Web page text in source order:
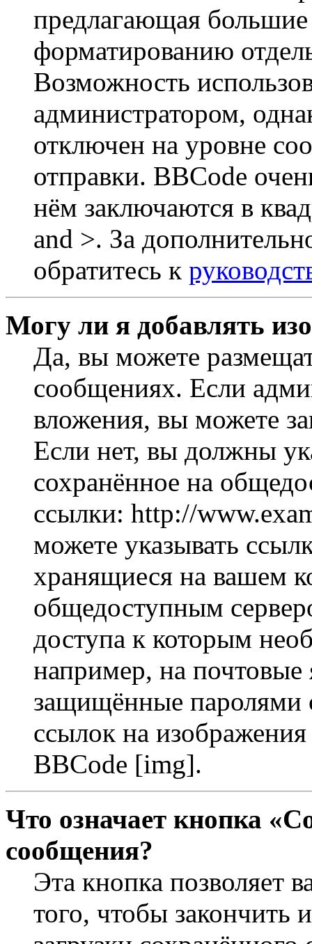
предлагающая
форматированию
Возможность
администратором,
отключен на уровне
отправки. BBCode
нём заключаются в
and >. За
обратитесь к
Могу ли я добавлять
Да, вы можете
сообщениях. Если
вложения, вы можете
Если нет, вы должны
сохранённое на
ссылки: http://
можете указывать
хранящиеся на вашем
общедоступным
доступа к которым
например, на
защищённые паролями
ссылок на
BBCode [img].
Что означает кнопка
сообщения?
Эта кнопка позволяет
того, чтобы закончить